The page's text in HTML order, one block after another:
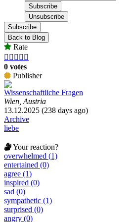
Subscribe
Back to Blog
Rate
    
0 votes
Publisher
Wissenschaftliche Fragen
Wien, Austria
13.12.2025 (238 days ago)
Archive
liebe
Your reaction?
overwhelmed (1)
entertained (0)
agree (1)
inspired (0)
sad (0)
sympathetic (1)
surprised (0)
angry (0)